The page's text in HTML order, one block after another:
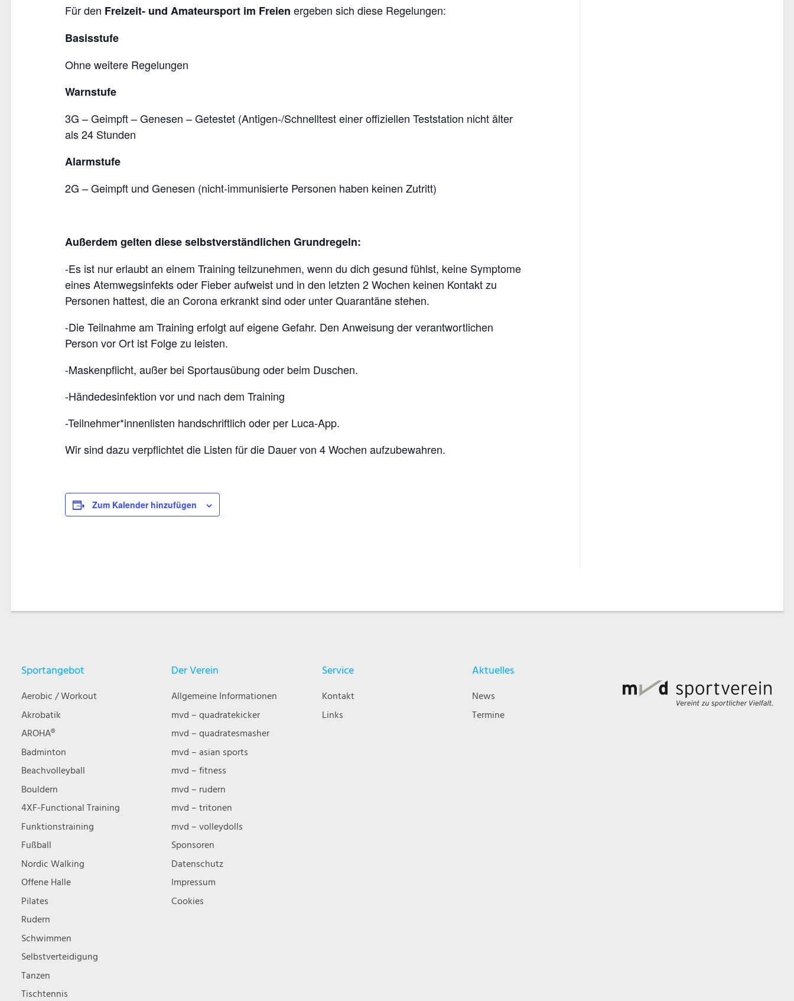
Für den Freizeit- und Amateursport im Freien ergeben sich diese Regelungen:
Basisstufe
Ohne weitere Regelungen
Warnstufe
3G – Geimpft – Genesen – Getestet (Antigen-/Schnelltest einer offiziellen Teststation nicht älter
als 24 Stunden
Alarmstufe
2G – Geimpft und Genesen (nicht-immunisierte Personen haben keinen Zutritt)
Außerdem gelten diese selbstverständlichen Grundregeln:
-Es ist nur erlaubt an einem Training teilzunehmen, wenn du dich gesund fühlst, keine Symptome
eines Atemwegsinfekts oder Fieber aufweist und in den letzten 2 Wochen keinen Kontakt zu
Personen hattest, die an Corona erkrankt sind oder unter Quarantäne stehen.
-Die Teilnahme am Training erfolgt auf eigene Gefahr. Den Anweisung der verantwortlichen
Person vor Ort ist Folge zu leisten.
-Maskenpflicht, außer bei Sportausübung oder beim Duschen.
-Händedesinfektion vor und nach dem Training
-Teilnehmer*innenlisten handschriftlich oder per Luca-App.
Wir sind dazu verpflichtet die Listen für die Dauer von 4 Wochen aufzubewahren.
Zum Kalender hinzufügen
Sportangebot
Aerobic / Workout
Akrobatik
AROHA®
Badminton
Beachvolleyball
Bouldern
4XF-Functional Training
Funktionstraining
Fußball
Nordic Walking
Offene Halle
Pilates
Rudern
Schwimmen
Selbstverteidigung
Tanzen
Tischtennis
Der Verein
Allgemeine Informationen
mvd – quadratekicker
mvd – quadratesmasher
mvd – asian sports
mvd – fitness
mvd – rudern
mvd – tritonen
mvd – volleydolls
Sponsoren
Datenschutz
Impressum
Cookies
Service
Kontakt
Links
Aktuelles
News
Termine